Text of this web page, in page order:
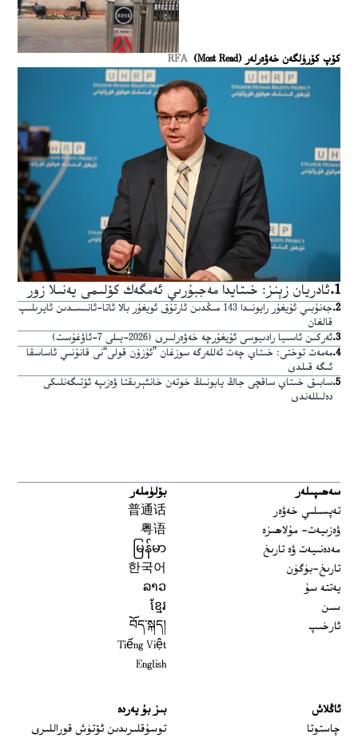
كۆپ كۆرۈلگەن خەۋەرلەر (Most Read) RFA
1
.ئادريان زېنز: خىتايدا مەجبۇرىي ئەمگەك كۆلىمى يەنىلا زور
2
.
جەنۇبىي ئۇيغۇر رايونىدا 143 مىڭدىن ئارتۇق ئويغۇر بالا ئاتا-ئانىسىدىن ئايرىلىپ
قالغان
3
.ئەركىن ئاسىيا رادىيوسى ئۇيغۇرچە خەۋەرلىرى (2026-يىلى 7-ئاۋغۇست)
4
.مەمەت توختى: خىتاي چەت ئەللەرگە سوزغان ”ئۇزۇن قولى“نى قانۇنىي ئاساسقا
ئىگە قىلدى
5
.سابىق خىتاي ساقچى جاڭ يابونىڭ خوتەن خانئېرىقتا ۋەزىپە ئۆتىگەنلىكى
دەلىللەندى
سەھىپىلەر
تەپسىلىي خەۋەر
ۋەزىيەت- مۇلاھىزە
مەدەنىيەت ۋە تارىخ
تارىخ-بۈگۈن
يەتتە سۇ
سىن
ئارخىپ
بۆلۈملەر
普通话
粤语
မြန်မာ
한국어
ລາວ
ខ្មែរ
བོད་སྐད།
Tiếng Việt
English
ئاڭلاش
چاستوتا
بىز بۇ يەردە
توسۇقلىرىدىن ئۆتۈش قوراللىرى